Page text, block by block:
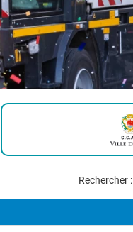
Rechercher :